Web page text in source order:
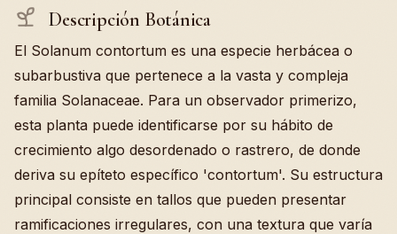
Descripción Botánica
El Solanum contortum es una especie herbácea o
subarbustiva que pertenece a la vasta y compleja
familia Solanaceae. Para un observador primerizo,
esta planta puede identificarse por su hábito de
crecimiento algo desordenado o rastrero, de donde
deriva su epíteto específico 'contortum'. Su estructura
principal consiste en tallos que pueden presentar
ramificaciones irregulares, con una textura que varía